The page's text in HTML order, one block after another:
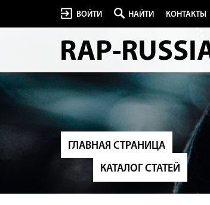
ВОЙТИ НАЙТИ КОНТАКТЫ
ГЛАВНАЯ СТРАНИЦА
КАТАЛОГ СТАТЕЙ